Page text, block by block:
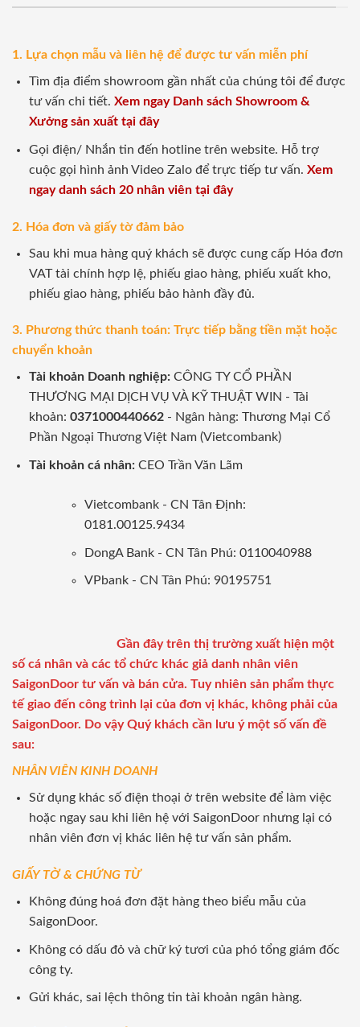
1. Lựa chọn mẫu và liên hệ để được tư vấn miễn phí
Tìm địa điểm showroom gần nhất của chúng tôi để được
tư vấn chi tiết. Xem ngay Danh sách Showroom &
Xưởng sản xuất tại đây
Gọi điện/ Nhắn tin đến hotline trên website. Hỗ trợ
cuộc gọi hình ảnh Video Zalo để trực tiếp tư vấn. Xem
ngay danh sách 20 nhân viên tại đây
2. Hóa đơn và giấy tờ đảm bảo
Sau khi mua hàng quý khách sẽ được cung cấp Hóa đơn
VAT tài chính hợp lệ, phiếu giao hàng, phiếu xuất kho,
phiếu giao hàng, phiếu bảo hành đầy đủ.
3. Phương thức thanh toán: Trực tiếp bằng tiền mặt hoặc
chuyển khoản
Tài khoản Doanh nghiệp:CÔNG TY CỔ PHẦN
THƯƠNG MẠI DỊCH VỤ VÀ KỸ THUẬT WIN - Tài
khoản: 0371000440662- Ngân hàng: Thương Mại Cổ
Phần Ngoại Thương Việt Nam (Vietcombank)
Tài khoản cá nhân: CEO Trần Văn Lãm
Vietcombank - CN Tân Định:
0181.00125.9434
DongA Bank - CN Tân Phú: 0110040988
VPbank - CN Tân Phú: 90195751
Gần đây trên thị trường xuất hiện một
số cá nhân và các tổ chức khác giả danh nhân viên
SaigonDoor tư vấn và bán cửa. Tuy nhiên sản phẩm thực
tế giao đến công trình lại của đơn vị khác, không phải của
SaigonDoor. Do vậy Quý khách cần lưu ý một số vấn đề
sau:
NHÂN VIÊN KINH DOANH
Sử dụng khác số điện thoại ở trên website để làm việc
hoặc ngay sau khi liên hệ với SaigonDoor nhưng lại có
nhân viên đơn vị khác liên hệ tư vấn sản phẩm.
GIẤY TỜ & CHỨNG TỪ
Không đúng hoá đơn đặt hàng theo biểu mẫu của
SaigonDoor.
Không có dấu đỏ và chữ ký tươi của phó tổng giám đốc
công ty.
Gửi khác, sai lệch thông tin tài khoản ngân hàng.